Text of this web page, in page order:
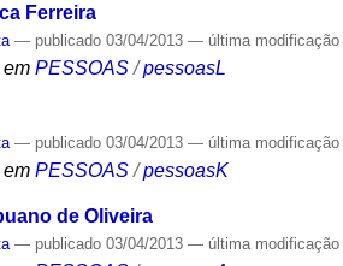
Ferreira
— publicado 03/04/2013— última modificação
PESSOAS /pessoasL
— publicado 03/04/2013— última modificação
PESSOAS /pessoasK
de Oliveira
— publicado 03/04/2013— última modificação